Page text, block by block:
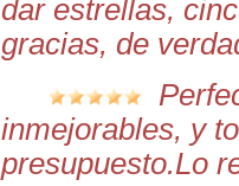
dar estrellas,
gracias, de
inmejorables, y
presupuesto.Lo